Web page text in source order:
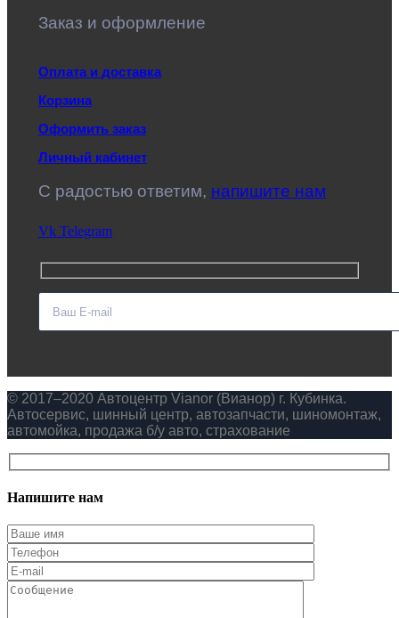
Заказ и оформление
Оплата и доставка
Корзина
Оформить заказ
Личный кабинет
C радостью ответим, напишите нам
Vk Telegram
© 2017–2020 Автоцентр Vianor (Вианор) г. Кубинка.
Автосервис, шинный центр, автозапчасти, шиномонтаж,
автомойка, продажа б/у авто, страхование
Напишите нам